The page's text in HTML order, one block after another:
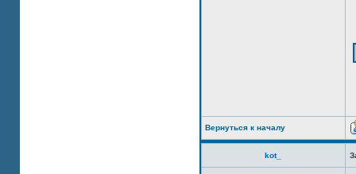
Вернуться к началу
kot_